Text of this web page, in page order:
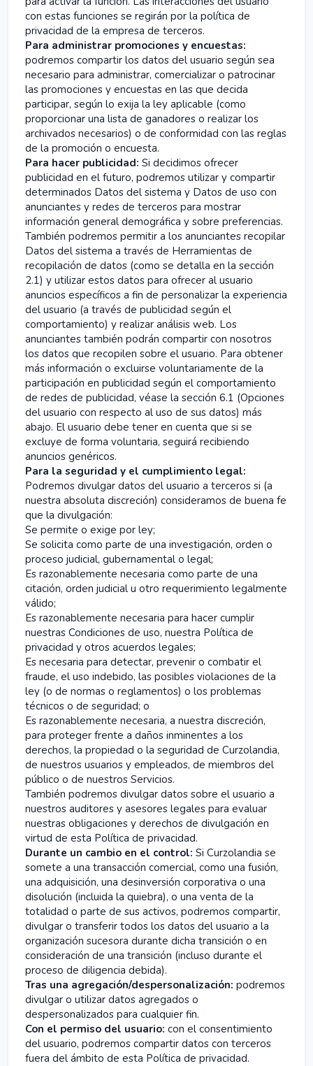
con estas funciones se regirán por la política de
privacidad de la empresa de terceros.
Para administrar promociones y encuestas:
podremos compartir los datos del usuario según sea
necesario para administrar, comercializar o patrocinar
las promociones y encuestas en las que decida
participar, según lo exija la ley aplicable (como
proporcionar una lista de ganadores o realizar los
archivados necesarios) o de conformidad con las reglas
de la promoción o encuesta.
Para hacer publicidad: Si decidimos ofrecer
publicidad en el futuro, podremos utilizar y compartir
determinados Datos del sistema y Datos de uso con
anunciantes y redes de terceros para mostrar
información general demográfica y sobre preferencias.
También podremos permitir a los anunciantes recopilar
Datos del sistema a través de Herramientas de
recopilación de datos (como se detalla en la sección
2.1) y utilizar estos datos para ofrecer al usuario
anuncios específicos a fin de personalizar la experiencia
del usuario (a través de publicidad según el
comportamiento) y realizar análisis web. Los
anunciantes también podrán compartir con nosotros
los datos que recopilen sobre el usuario. Para obtener
más información o excluirse voluntariamente de la
participación en publicidad según el comportamiento
de redes de publicidad, véase la sección 6.1 (Opciones
del usuario con respecto al uso de sus datos) más
abajo. El usuario debe tener en cuenta que si se
excluye de forma voluntaria, seguirá recibiendo
anuncios genéricos.
Para la seguridad y el cumplimiento legal:
Podremos divulgar datos del usuario a terceros si (a
nuestra absoluta discreción) consideramos de buena fe
que la divulgación:
Se permite o exige por ley;
Se solicita como parte de una investigación, orden o
proceso judicial, gubernamental o legal;
Es razonablemente necesaria como parte de una
citación, orden judicial u otro requerimiento legalmente
válido;
Es razonablemente necesaria para hacer cumplir
nuestras Condiciones de uso, nuestra Política de
privacidad y otros acuerdos legales;
Es necesaria para detectar, prevenir o combatir el
fraude, el uso indebido, las posibles violaciones de la
ley (o de normas o reglamentos) o los problemas
técnicos o de seguridad; o
Es razonablemente necesaria, a nuestra discreción,
para proteger frente a daños inminentes a los
derechos, la propiedad o la seguridad de Curzolandia,
de nuestros usuarios y empleados, de miembros del
público o de nuestros Servicios.
También podremos divulgar datos sobre el usuario a
nuestros auditores y asesores legales para evaluar
nuestras obligaciones y derechos de divulgación en
virtud de esta Política de privacidad.
Durante un cambio en el control: Si Curzolandia se
somete a una transacción comercial, como una fusión,
una adquisición, una desinversión corporativa o una
disolución (incluida la quiebra), o una venta de la
totalidad o parte de sus activos, podremos compartir,
divulgar o transferir todos los datos del usuario a la
organización sucesora durante dicha transición o en
consideración de una transición (incluso durante el
proceso de diligencia debida).
Tras una agregación/despersonalización: podremos
divulgar o utilizar datos agregados o
despersonalizados para cualquier fin.
Con el permiso del usuario: con el consentimiento
del usuario, podremos compartir datos con terceros
fuera del ámbito de esta Política de privacidad.